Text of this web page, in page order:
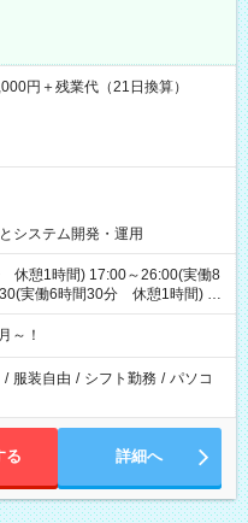
円＋残業代（21日換算）
システム開発・運用
休憩1時間) 17:00～26:00(実働8
実働6時間30分 休憩1時間) ※
間2.3を連続で行って頂きます
～！
/ 服装自由 / シフト勤務 / パソコ
る 詳細へ